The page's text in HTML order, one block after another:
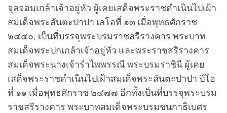
จุลจอมเกล้าเจ้าอยู่หัว ผู้เคยเสด็จพระราชดำเนินไปเฝ้า
สมเด็จพระสันตะปาปา เลโอที่ ๑๓ เมื่อพุทธศักราช
๒๔๔๐, เป็นที่บรรจุพระบรมราชสรีรางคาร พระบาท
สมเด็จพระปกเกล้าเจ้าอยู่หัว และพระราชสรีรางคาร
สมเด็จพระนางเจ้ารำไพพรรณี พระบรมราชินี ผู้เคย
เสด็จพระราชดำเนินไปเฝ้าสมเด็จพระสันตะปาปา ปีโอ
ที่ ๑๑ เมื่อพุทธศักราช ๒๔๗๗ อีกทั้งเป็นที่บรรจุพระบรม
ราชสรีรางคาร พระบาทสมเด็จพระบรมชนกาธิเบศร